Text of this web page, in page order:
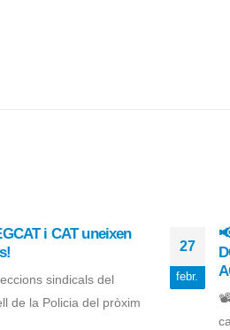
i CAT uneixen
sindicals del
de la Policia del pròxim
27
febr.
📽